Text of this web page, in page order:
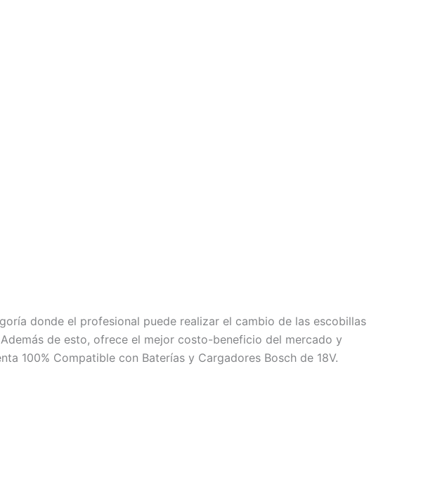
donde el profesional puede realizar el cambio de las escobillas
de esto, ofrece el mejor costo-beneficio del mercado y
100% Compatible con Baterías y Cargadores Bosch de 18V.